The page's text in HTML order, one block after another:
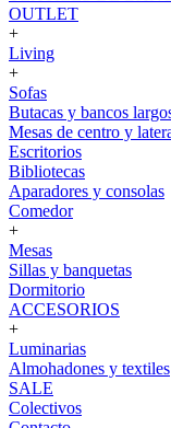
OUTLET
+
Living
+
Sofas
Butacas y bancos
Mesas de centro y
Escritorios
Bibliotecas
Aparadores y consolas
Comedor
+
Mesas
Sillas y banquetas
Dormitorio
ACCESORIOS
+
Luminarias
Almohadones y textiles
SALE
Colectivos